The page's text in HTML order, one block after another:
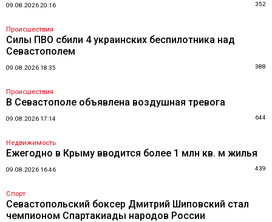
09.08.2026 20:16 352
Происшествия
Силы ПВО сбили 4 украинских беспилотника над
Севастополем
09.08.2026 18:35 388
Происшествия
В Севастополе объявлена воздушная тревога
09.08.2026 17:14 644
Недвижимость
Ежегодно в Крыму вводится более 1 млн кв. м жилья
09.08.2026 16:46 439
Спорт
Севастопольский боксер Дмитрий Шиповский стал
чемпионом Спартакиады народов России